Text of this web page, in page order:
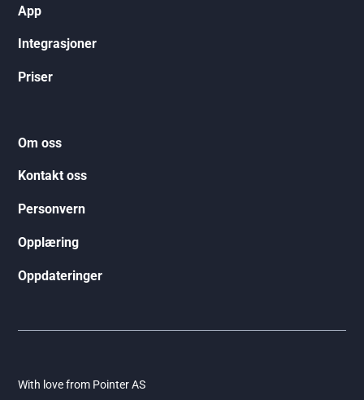
App
Integrasjoner
Priser
Om oss
Kontakt oss
Personvern
Opplæring
Oppdateringer
With love from Pointer AS